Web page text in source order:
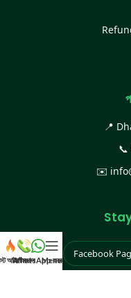
📍
📞
✉️
Facebook
আইটেম
কল করুন
WhatsApp করুন
Menu